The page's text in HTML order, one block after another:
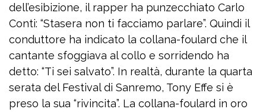
dell’esibizione, il rapper ha punzecchiato Carlo
Conti: “Stasera non ti facciamo parlare”. Quindi il
conduttore ha indicato la collana-foulard che il
cantante sfoggiava al collo e sorridendo ha
detto: “Ti sei salvato”. In realtà, durante la quarta
serata del Festival di Sanremo, Tony Effe si è
preso la sua “rivincita”. La collana-foulard in oro